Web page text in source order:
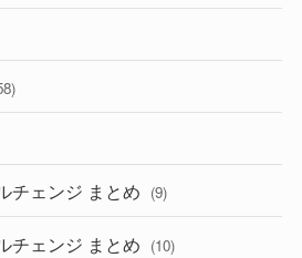
チェンジ まとめ (9)
チェンジ まとめ (10)